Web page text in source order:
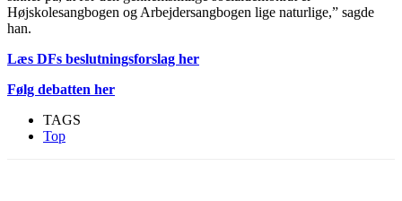
Højskolesangbogen og Arbejdersangbogen lige naturlige,” sagde
han.
Læs DFs beslutningsforslag her
Følg debatten her
TAGS
Top